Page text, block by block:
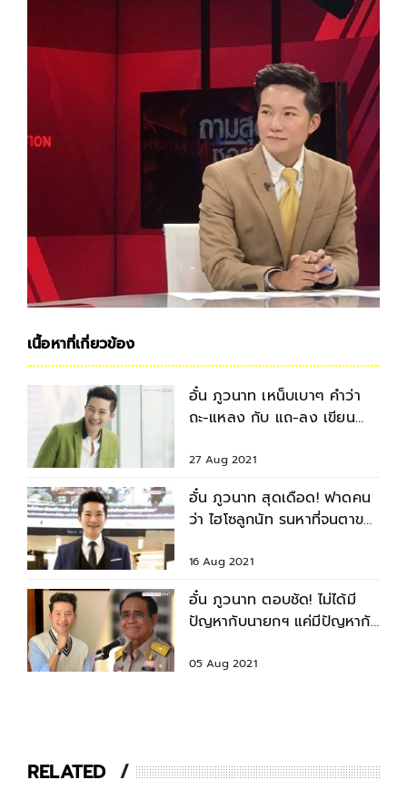
เนื้อหาที่เกี่ยวข้อง
อั๋น ภูวนาท เหน็บเบาๆ คำว่า
ถะ-แหลง กับ แถ-ลง เขียน
27 Aug 2021
อั๋น ภูวนาท สุดเดือด! ฟาดคน
ว่า ไฮโซลูกนัท รนหาที่จนตาขวา
16 Aug 2021
อั๋น ภูวนาท ตอบชัด! ไม่ได้มี
ปัญหากับนายกฯ แค่มีปัญหากับ
05 Aug 2021
RELATED